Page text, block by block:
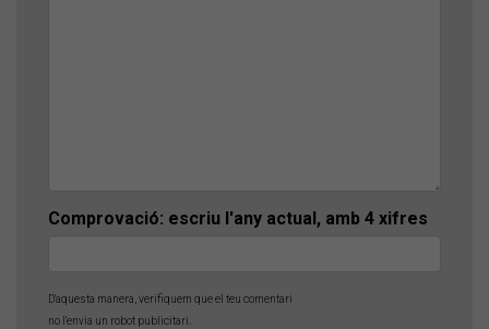
Comprovació: escriu l'any actual, amb 4 xifres
D'aquesta manera, verifiquem que el teu comentari
no l'envia un robot publicitari.